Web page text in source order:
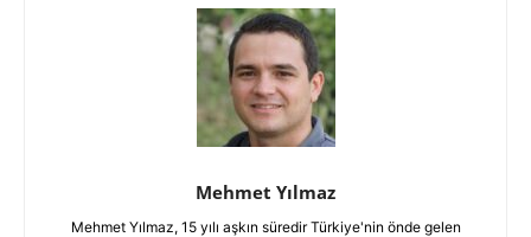
Mehmet Yılmaz
Mehmet Yılmaz, 15 yılı aşkın süredir Türkiye'nin önde gelen